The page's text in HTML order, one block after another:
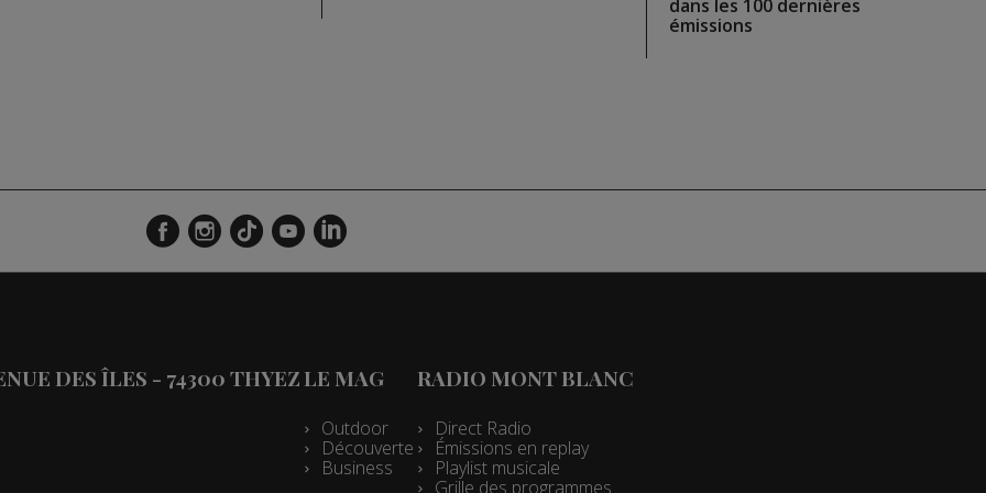
dans les 100 dernières
émissions
DES ÎLES - 74300 THYEZLE MAG
Outdoor
Découverte
Business
RADIO MONT BLANC
Direct Radio
Émissions en replay
Playlist musicale
Grille des programmes